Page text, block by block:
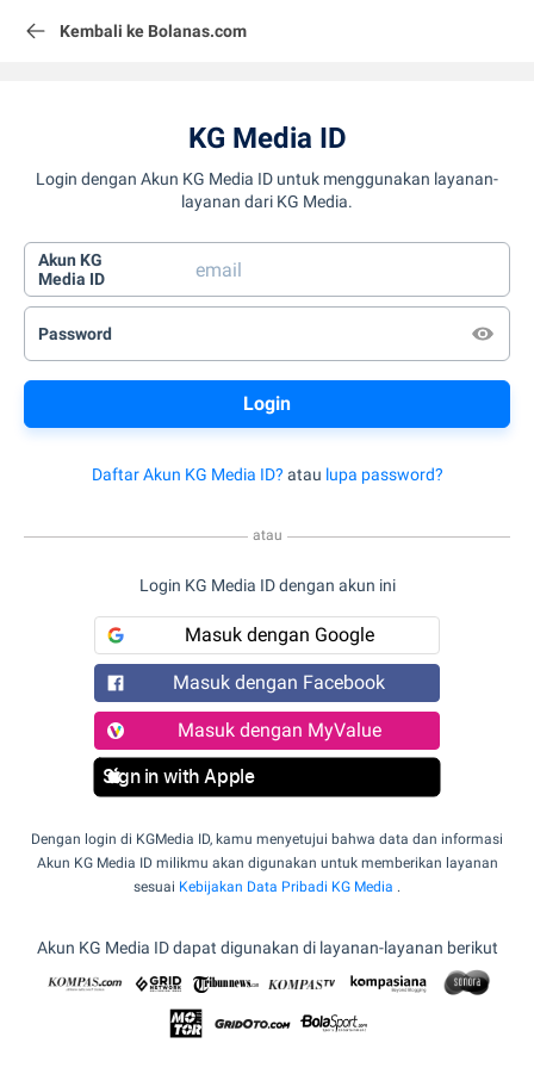
Kembali ke Bolanas.com
KG Media ID
Login dengan Akun KG Media ID untuk menggunakan layanan-
layanan dari KG Media.
Akun KG
Media ID
Password
Daftar Akun KG Media ID? atau lupa password?
atau
Login KG Media ID dengan akun ini
Masuk dengan Google
Masuk dengan Facebook
Masuk dengan MyValue
Sign in with Apple
Dengan login di KGMedia ID, kamu menyetujui bahwa data dan informasi
Akun KG Media ID milikmu akan digunakan untuk memberikan layanan
sesuai Kebijakan Data Pribadi KG Media .
Akun KG Media ID dapat digunakan di layanan-layanan berikut